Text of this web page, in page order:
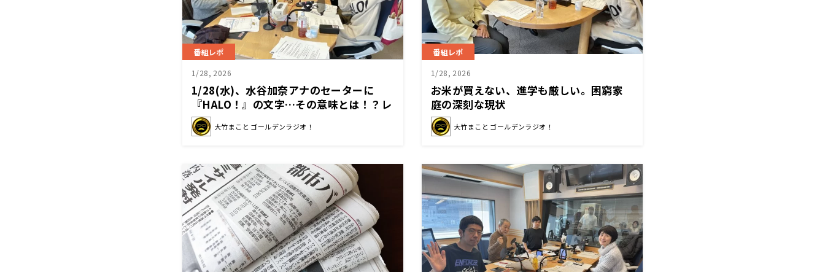
番組レポ
1/28, 2026
1/28(水)、水谷加奈アナのセーターに
『HALO！』の文字…その意味とは！？レ
タスとキャベツどっちがイイか論争
も！？大竹まこと ゴールデンラジオ！
番組レポ
1/28, 2026
お米が買えない、進学も厳しい。困窮家
庭の深刻な現状
大竹まこと ゴールデンラジオ！